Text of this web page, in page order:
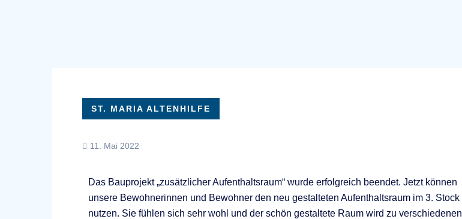
ST. MARIA ALTENHILFE
11. Mai 2022
Das Bauprojekt „zusätzlicher Aufenthaltsraum“ wurde erfolgreich beendet. Jetzt können
unsere Bewohnerinnen und Bewohner den neu gestalteten Aufenthaltsraum im 3. Stock
nutzen. Sie fühlen sich sehr wohl und der schön gestaltete Raum wird zu verschiedenen